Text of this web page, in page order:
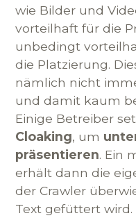
wie Bilder und
vorteilhaft für die
unbedingt
die Platzierung.
nämlich nicht
und damit kaum
Einige Betreiber
Cloaking, um
präsentieren. Ein
erhält dann die
der Crawler
Text gefüttert